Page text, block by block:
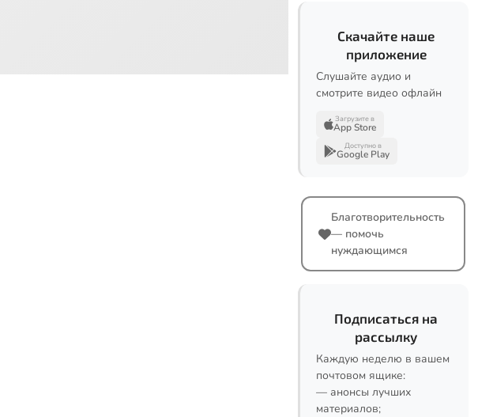
Скачайте наше
приложение
Слушайте аудио и
смотрите видео офлайн
Загрузите в
App Store
Доступно в
Google Play
Благотворительность
— помочь
нуждающимся
Подписаться на
рассылку
Каждую неделю в вашем
почтовом ящике:
— анонсы лучших
материалов;